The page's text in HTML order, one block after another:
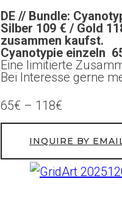
DE // Bundle:
Silber 109 € /
zusammen kaufst.
Cyanotypie einzeln
Eine limitierte
Bei Interesse gerne
65€ – 118€
INQUIRE BY